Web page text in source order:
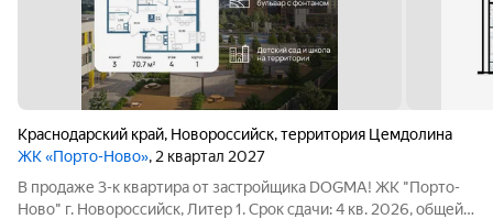
Краснодарский край, Новороссийск,территория Цемдолина
ЖК «Порто-Ново», 2 квартал 2027
В продаже 3-к квартира от застройщика DOGMA! ЖК "Порто-
Ново" г. Новороссийск, Литер 1. Срок сдачи: 4 кв. 2026, общей